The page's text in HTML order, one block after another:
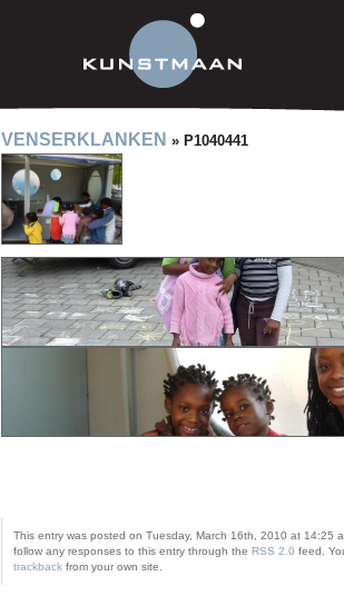
VENSERKLANKEN » P1040441
This entry was posted on Tuesday, March 16th, 2010 at 14:25
follow any responses to this entry through the RSS 2.0 feed.
trackback from your own site.